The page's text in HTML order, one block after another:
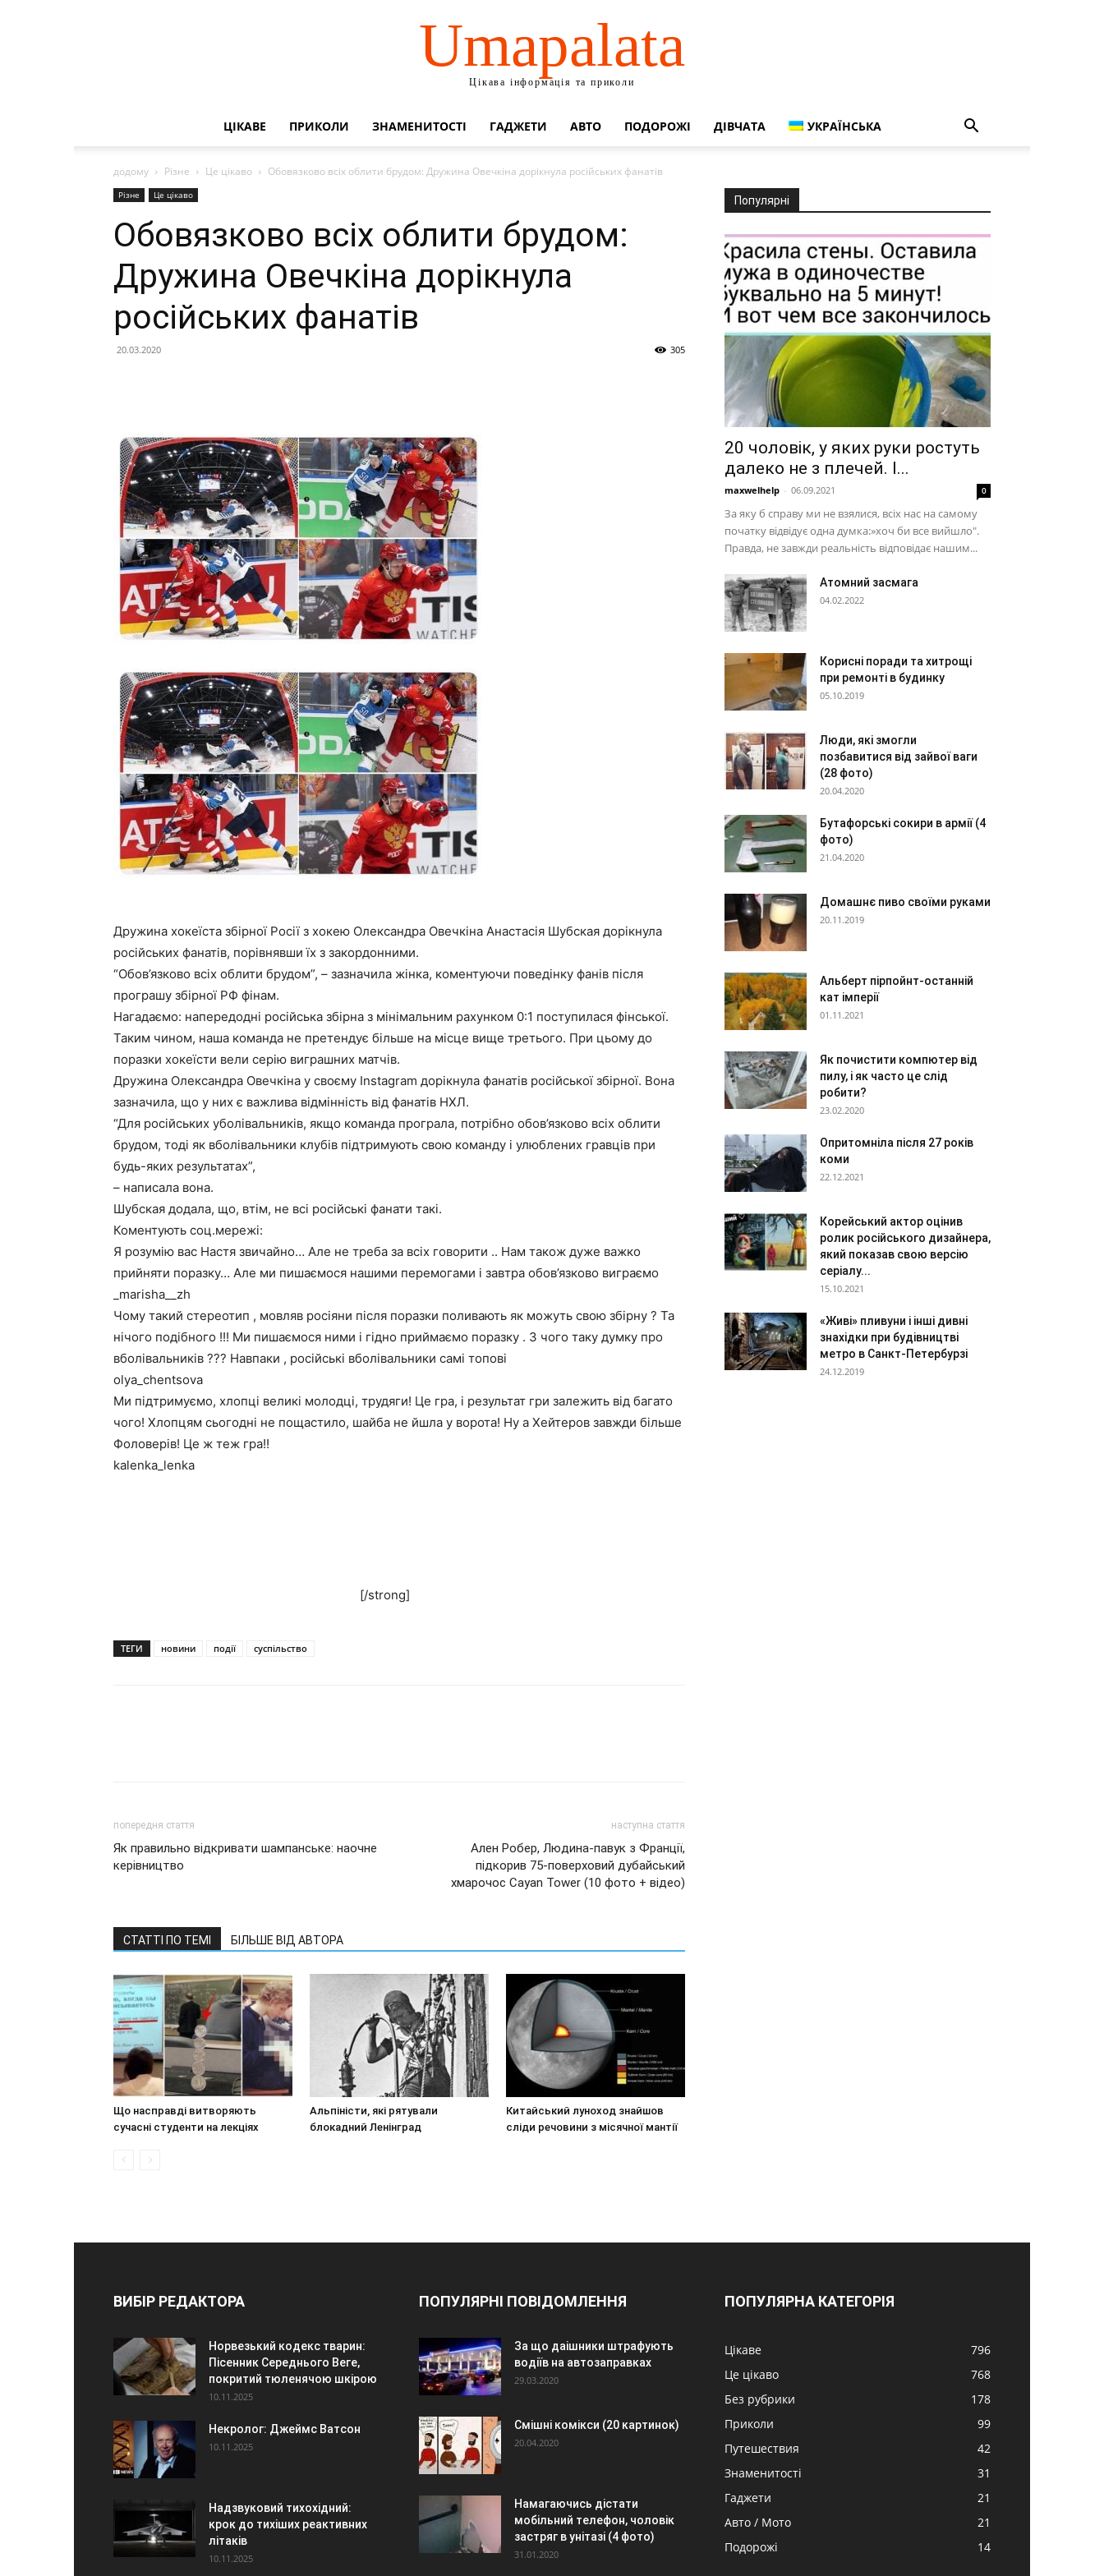
Umapalata
Цікава інформація та приколи
ЦІКАВЕ ПРИКОЛИ ЗНАМЕНИТОСТІ ГАДЖЕТИ АВТО ПОДОРОЖІ ДІВЧАТА УКРАЇНСЬКА
додому Різне Це цікаво Обовязково всіх облити брудом: Дружина Овечкіна дорікнула російських фанатів
Різне Це цікаво
Обовязково всіх облити брудом:
Дружина Овечкіна дорікнула
російських фанатів
20.03.2020 305
Дружина хокеїста збірної Росії з хокею Олександра Овечкіна Анастасія Шубская дорікнула
російських фанатів, порівнявши їх з закордонними.
“Обов’язково всіх облити брудом”, – зазначила жінка, коментуючи поведінку фанів після
програшу збірної РФ фінам.
Нагадаємо: напередодні російська збірна з мінімальним рахунком 0:1 поступилася фінської.
Таким чином, наша команда не претендує більше на місце вище третього. При цьому до
поразки хокеїсти вели серію виграшних матчів.
Дружина Олександра Овечкіна у своєму Instagram дорікнула фанатів російської збірної. Вона
зазначила, що у них є важлива відмінність від фанатів НХЛ.
“Для російських уболівальників, якщо команда програла, потрібно обов’язково всіх облити
брудом, тоді як вболівальники клубів підтримують свою команду і улюблених гравців при
будь-яких результатах”,
– написала вона.
Шубская додала, що, втім, не всі російські фанати такі.
Коментують соц.мережі:
Я розумію вас Настя звичайно… Але не треба за всіх говорити .. Нам також дуже важко
прийняти поразку… Але ми пишаємося нашими перемогами і завтра обов’язково виграємо
_marisha__zh
Чому такий стереотип , мовляв росіяни після поразки поливають як можуть свою збірну ? Та
нічого подібного !!! Ми пишаємося ними і гідно приймаємо поразку . З чого таку думку про
вболівальників ??? Навпаки , російські вболівальники самі топові
olya_chentsova
Ми підтримуємо, хлопці великі молодці, трудяги! Це гра, і результат гри залежить від багато
чого! Хлопцям сьогодні не пощастило, шайба не йшла у ворота! Ну а Хейтеров завжди більше
Фоловерів! Це ж теж гра!!
kalenka_lenka
[/strong]
ТЕГИ новини події суспільство
попередня стаття
Як правильно відкривати шампанське: наочне
керівництво
наступна стаття
Ален Робер, Людина-павук з Франції,
підкорив 75-поверховий дубайський
хмарочос Cayan Tower (10 фото + відео)
СТАТТІ ПО ТЕМІ БІЛЬШЕ ВІД АВТОРА
Що насправді витворяють
сучасні студенти на лекціях
Альпіністи, які рятували
блокадний Ленінград
Китайський луноход знайшов
сліди речовини з місячної мантії
Популярні
20 чоловік, у яких руки ростуть
далеко не з плечей. І...
maxwelhelp - 06.09.2021 0
За яку б справу ми не взялися, всіх нас на самому
початку відвідує одна думка:»хоч би все вийшло".
Правда, не завжди реальність відповідає нашим...
Атомний засмага
04.02.2022
Корисні поради та хитрощі
при ремонті в будинку
05.10.2019
Люди, які змогли
позбавитися від зайвої ваги
(28 фото)
20.04.2020
Бутафорські сокири в армії (4
фото)
21.04.2020
Домашнє пиво своїми руками
20.11.2019
Альберт пірпойнт-останній
кат імперії
01.11.2021
Як почистити компютер від
пилу, і як часто це слід
робити?
23.02.2020
Опритомніла після 27 років
коми
22.12.2021
Корейський актор оцінив
ролик російського дизайнера,
який показав свою версію
серіалу...
15.10.2021
«Живі» пливуни і інші дивні
знахідки при будівництві
метро в Санкт-Петербурзі
24.12.2019
ВИБІР РЕДАКТОРА
Норвезький кодекс тварин:
Пісенник Середнього Веге,
покритий тюленячою шкірою
10.11.2025
Некролог: Джеймс Ватсон
10.11.2025
Надзвуковий тихохідний:
крок до тихіших реактивних
літаків
10.11.2025
ПОПУЛЯРНІ ПОВІДОМЛЕННЯ
За що даішники штрафують
водіїв на автозаправках
29.03.2020
Смішні комікси (20 картинок)
20.04.2020
Намагаючись дістати
мобільний телефон, чоловік
застряг в унітазі (4 фото)
31.01.2020
ПОПУЛЯРНА КАТЕГОРІЯ
Цікаве
796
Це цікаво
768
Без рубрики
178
Приколи
99
Путешествия
42
Знаменитості
31
Гаджети
21
Авто / Мото
21
Подорожі
14